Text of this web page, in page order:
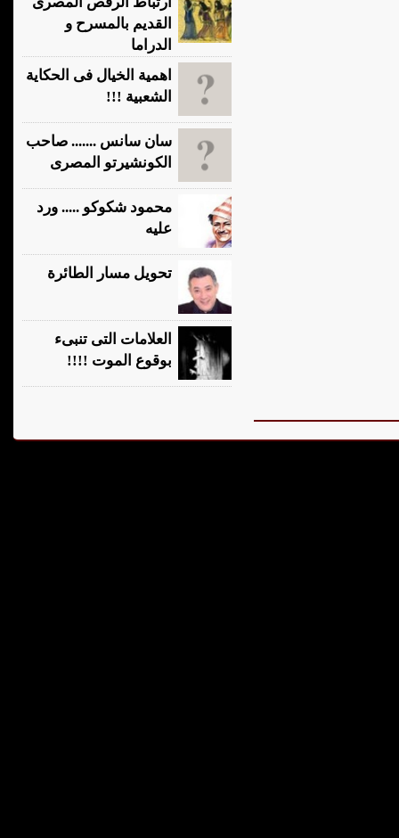
القديم بالمسرح و
الدراما
اهمية الخيال فى الحكاية
الشعبية !!!
سان سانس ....... صاحب
الكونشيرتو المصرى
محمود شكوكو ..... ورد
عليه
تحويل مسار الطائرة
العلامات التى تنبىء
بوقوع الموت !!!!